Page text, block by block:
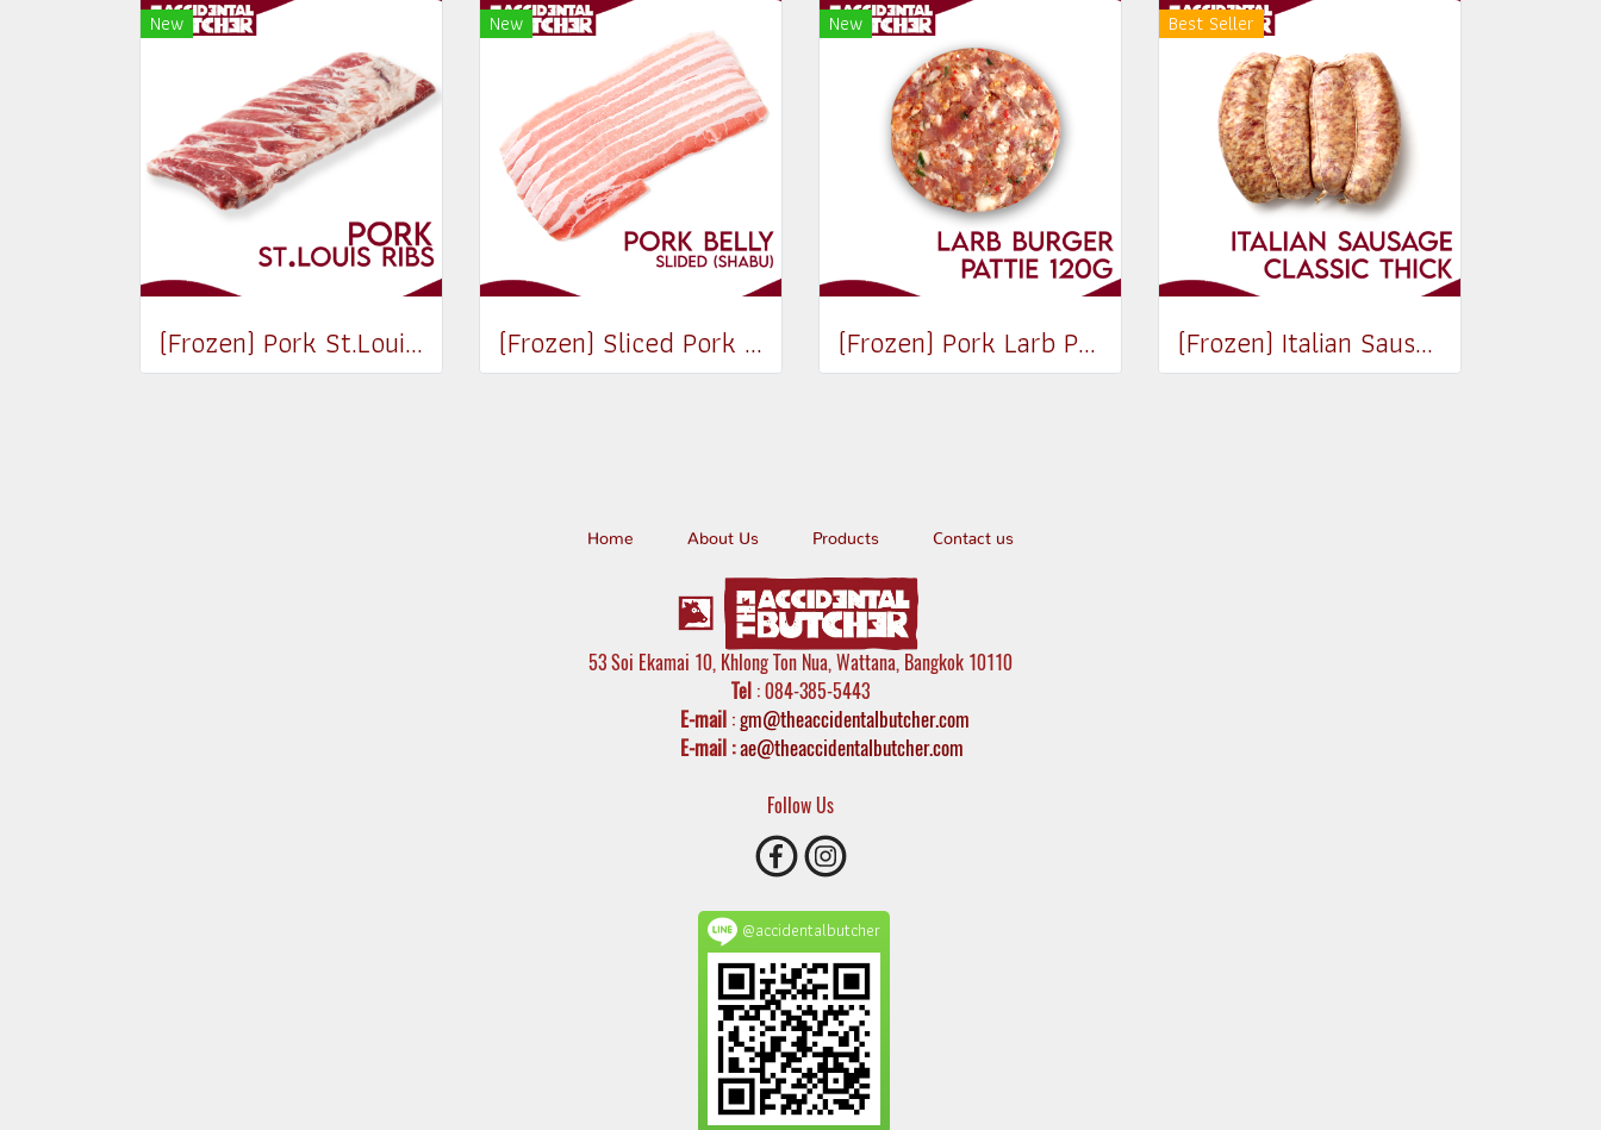
New
(Frozen) Pork St.Louis Ribs 800-900g
New
(Frozen) Sliced Pork Belly (Shabu) 250g
New
(Frozen) Pork Larb Pattie 120g
Best Seller
(Frozen) Italian Sausage Classic (Thick) (550-650g)
Home About Us Products Contact us
53 Soi Ekamai 10, Khlong Ton Nua, Wattana, Bangkok 10110
Tel : 084-385-5443
E-mail:gm@theaccidentalbutcher.com
E-mail :ae@theaccidentalbutcher.com
Follow Us
@accidentalbutcher